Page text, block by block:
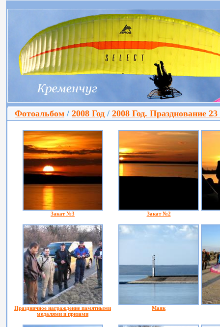
Фотоальбом / 2008 Год / 2008 Год. Празднование
Закат №3 Закат №2
Праздничное награждение памятными
медалями и призами
Маяк